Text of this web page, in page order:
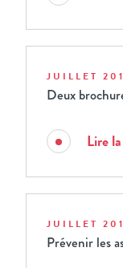
JUILLET
Deux
Lire
JUILLET
Prévenir les